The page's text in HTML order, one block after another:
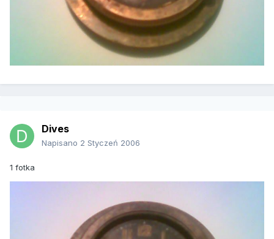
Dives
Napisano 2 Styczeń 2006
1 fotka